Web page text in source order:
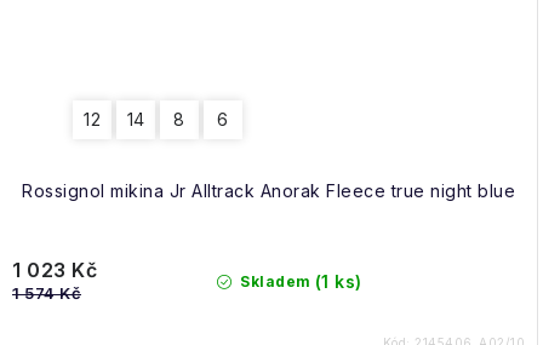
Rossignol mikina Jr Alltrack Anorak Fleece true night blue
12 14 8 6
Skladem (1 ks)
1 023 Kč
1 574 Kč